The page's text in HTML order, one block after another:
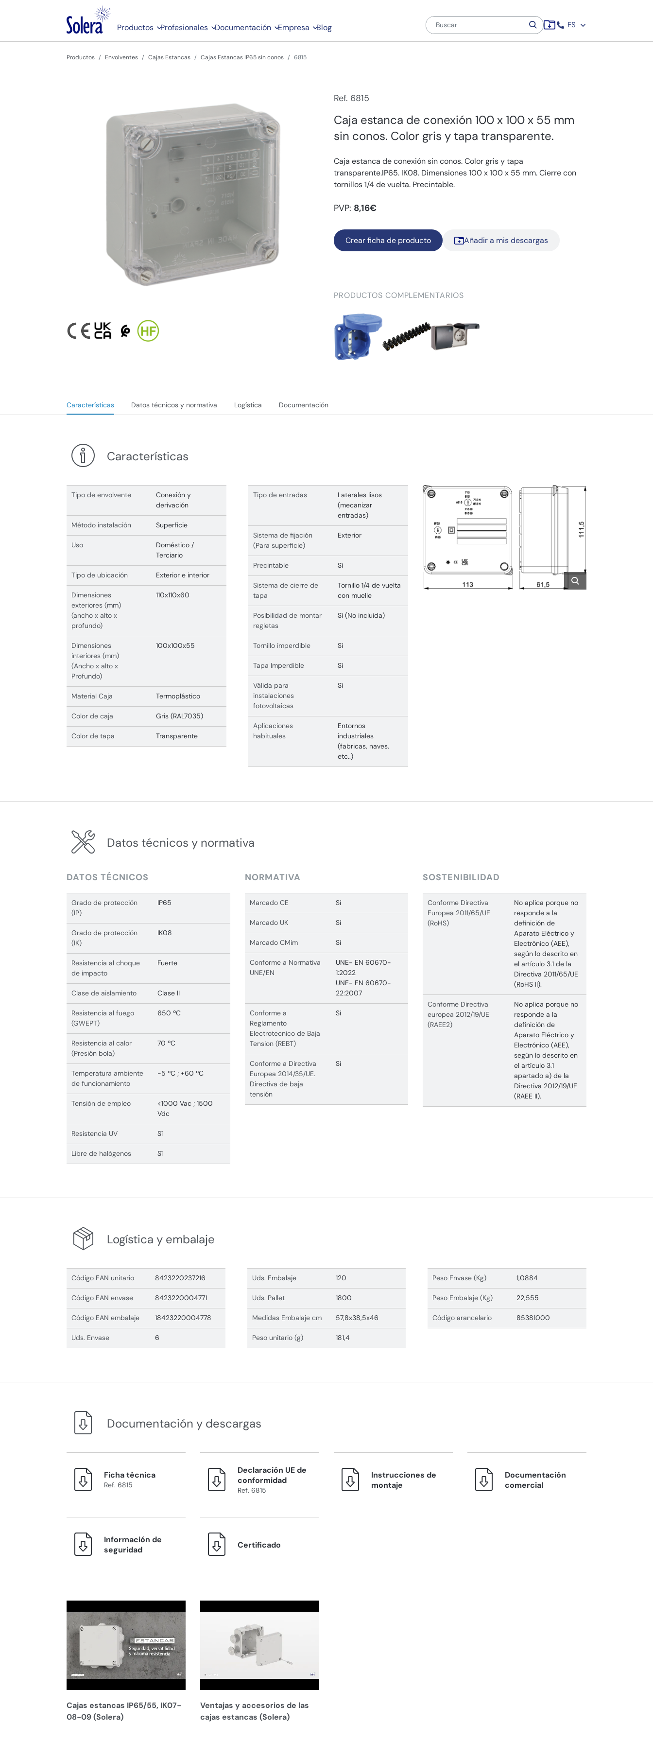
Productos Profesionales Documentación Empresa Blog ES
Productos Envolventes Cajas Estancas Cajas Estancas IP65 sin conos 6815
Ref. 6815
Caja estanca de conexión 100 x 100 x 55 mm
sin conos. Color gris y tapa transparente.
Caja estanca de conexión sin conos. Color gris y tapa
transparente.IP65. IK08. Dimensiones 100 x 100 x 55 mm. Cierre con
tornillos 1/4 de vuelta. Precintable.
PVP: 8,16€
Crear ficha de producto Añadir a mis descargas
PRODUCTOS COMPLEMENTARIOS
Características Datos técnicos y normativa Logística Documentación
Características
Tipo de envolvente
Conexión y
derivación
Método instalación Superficie
Uso
Doméstico /
Terciario
Tipo de ubicación Exterior e interior
Dimensiones
exteriores (mm)
(ancho x alto x
profundo)
110x110x60
Dimensiones
interiores (mm)
(Ancho x alto x
Profundo)
100x100x55
Material Caja Termoplástico
Color de caja Gris (RAL7035)
Color de tapa Transparente
Tipo de entradas
Laterales lisos
(mecanizar
entradas)
Sistema de fijación
(Para superficie)
Exterior
Precintable Sí
Sistema de cierre de
tapa
Tornillo 1/4 de vuelta
con muelle
Posibilidad de montar
regletas
Sí (No incluida)
Tornillo imperdible Sí
Tapa Imperdible Sí
Válida para
instalaciones
fotovoltaicas
Sí
Aplicaciones
habituales
Entornos
industriales
(fabricas, naves,
etc..)
Datos técnicos y normativa
DATOS TÉCNICOS
Grado de protección
(IP)
IP65
Grado de protección
(IK)
IK08
Resistencia al choque
de impacto
Fuerte
Clase de aislamiento Clase II
Resistencia al fuego
(GWEPT)
650 ºC
Resistencia al calor
(Presión bola)
70 ºC
Temperatura ambiente
de funcionamiento
-5 ºC ; +60 ºC
Tensión de empleo
<1000 Vac ; 1500
Vdc
Resistencia UV Sí
Libre de halógenos Sí
NORMATIVA
Marcado CE Sí
Marcado UK Sí
Marcado CMim Sí
Conforme a Normativa
UNE/EN
UNE- EN 60670-
1:2022
UNE- EN 60670-
22:2007
Conforme a
Reglamento
Electrotecnico de Baja
Tension (REBT)
Sí
Conforme a Directiva
Europea 2014/35/UE.
Directiva de baja
tensión
Sí
SOSTENIBILIDAD
Conforme Directiva
Europea 2011/65/UE
(RoHS)
No aplica porque no
responde a la
definición de
Aparato Eléctrico y
Electrónico (AEE),
según lo descrito en
el artículo 3.1 de la
Directiva 2011/65/UE
(RoHS II).
Conforme Directiva
europea 2012/19/UE
(RAEE2)
No aplica porque no
responde a la
definición de
Aparato Eléctrico y
Electrónico (AEE),
según lo descrito en
el artículo 3.1
apartado a) de la
Directiva 2012/19/UE
(RAEE II).
Logística y embalaje
Código EAN unitario 8423220237216
Código EAN envase 8423220004771
Código EAN embalaje 18423220004778
Uds. Envase 6
Uds. Embalaje 120
Uds. Pallet 1800
Medidas Embalaje cm 57,8x38,5x46
Peso unitario (g) 181,4
Peso Envase (Kg) 1,0884
Peso Embalaje (Kg) 22,555
Código arancelario 85381000
Documentación y descargas
Ficha técnica
Ref. 6815
Declaración UE de
conformidad
Ref. 6815
Instrucciones de
montaje
Documentación
comercial
Información de
seguridad
Certificado
Cajas estancas IP65/55, IK07-
08-09 (Solera)
Ventajas y accesorios de las
cajas estancas (Solera)